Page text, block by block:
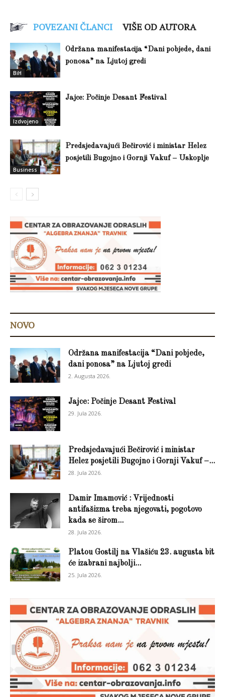
POVEZANI ČLANCI VIŠE OD AUTORA
BiH
Održana manifestacija “Dani pobjede, dani
ponosa” na Ljutoj gredi
Izdvojeno
Jajce: Počinje Desant Festival
Business
Predsjedavajući Bečirović i ministar Helez
posjetili Bugojno i Gornji Vakuf – Uskoplje
NOVO
Održana manifestacija “Dani pobjede,
dani ponosa” na Ljutoj gredi
2. Augusta 2026.
Jajce: Počinje Desant Festival
29. Jula 2026.
Predsjedavajući Bečirović i ministar
Helez posjetili Bugojno i Gornji Vakuf –...
28. Jula 2026.
Damir Imamović : Vrijednosti
antifašizma treba njegovati, pogotovo
kada se širom...
28. Jula 2026.
Platou Gostilj na Vlašiću 23. augusta bit
će izabrani najbolji...
25. Jula 2026.